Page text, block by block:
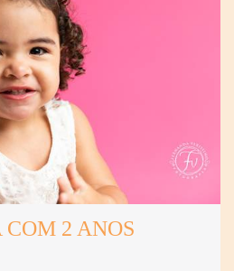
2 ANOS